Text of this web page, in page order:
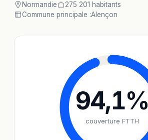
Normandie
275 201 habitants
Commune principale :Alençon
94,1%
couverture FTTH